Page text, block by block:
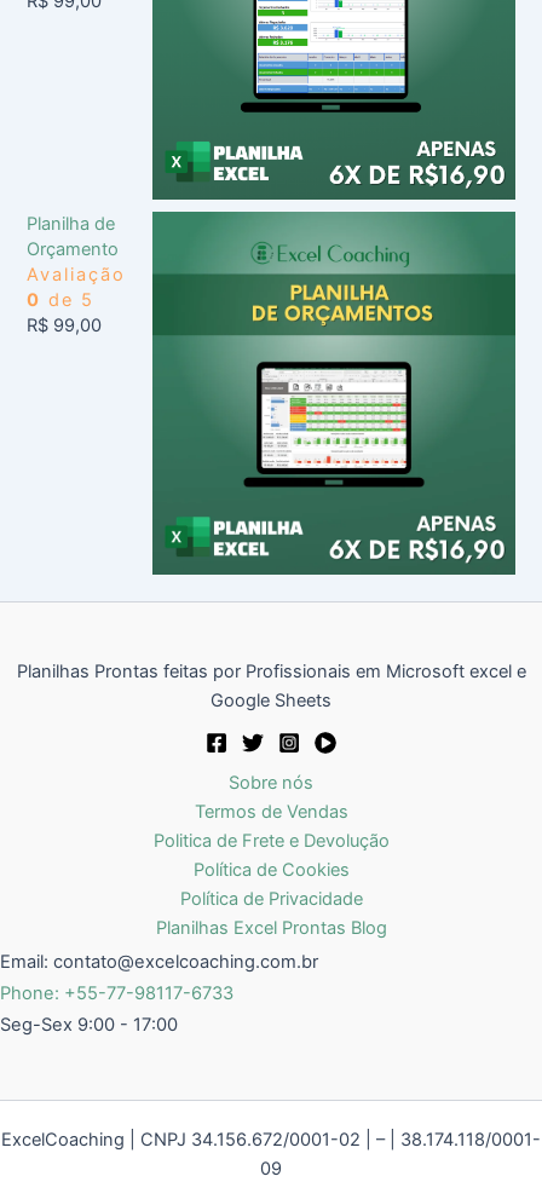
Planilha de
Orçamento
Avaliação
0 de 5
R$ 99,00
Planilhas Prontas feitas por Profissionais em Microsoft excel e
Google Sheets
Sobre nós
Termos de Vendas
Politica de Frete e Devolução
Política de Cookies
Política de Privacidade
Planilhas Excel Prontas Blog
Email: contato@excelcoaching.com.br
Phone: +55-77-98117-6733
Seg-Sex 9:00 - 17:00
ExcelCoaching | CNPJ 34.156.672/0001-02 | – | 38.174.118/0001-
09